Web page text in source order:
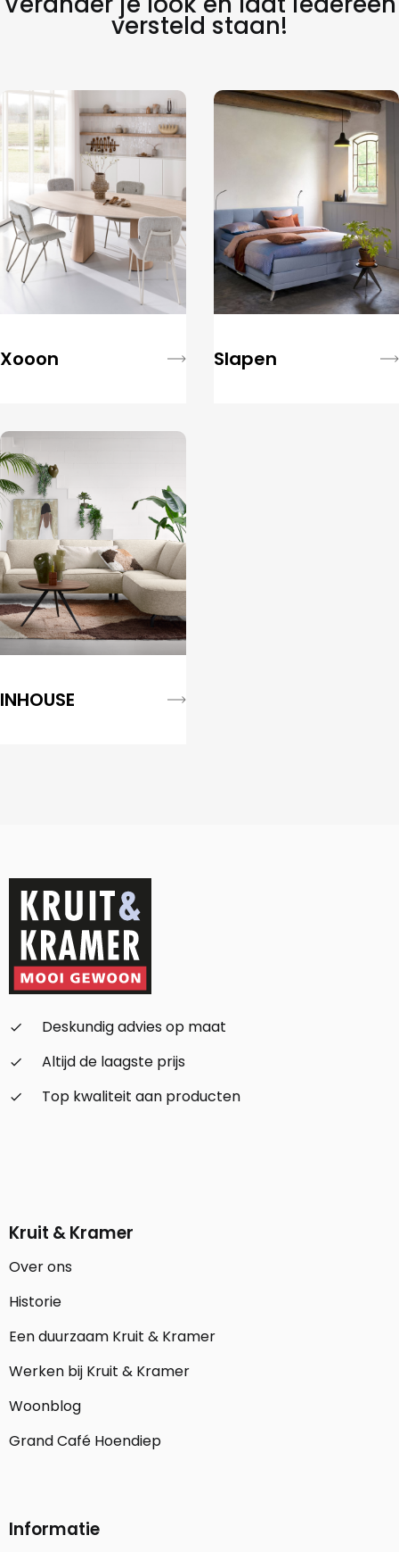
versteld staan!
Xooon Slapen
INHOUSE
check_small
Deskundig advies op maat
check_small
Altijd de laagste prijs
check_small
Top kwaliteit aan producten
Kruit & Kramer
Over ons
Historie
Een duurzaam Kruit & Kramer
Werken bij Kruit & Kramer
Woonblog
Grand Café Hoendiep
Informatie